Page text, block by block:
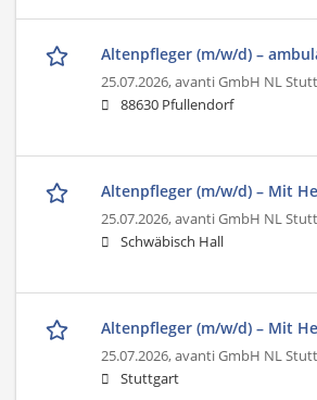
Altenpfleger (m/w/d) –
25.07.2026,avanti GmbH NL
88630 Pfullendorf
Altenpfleger (m/w/d) – Mit
25.07.2026,avanti GmbH NL
Schwäbisch Hall
Altenpfleger (m/w/d) – Mit
25.07.2026,avanti GmbH NL
Stuttgart